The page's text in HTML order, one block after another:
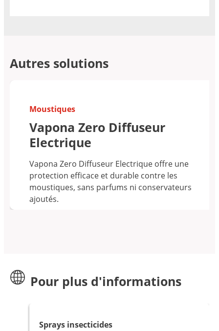
Autres solutions
Moustiques
Vapona Zero Diffuseur
Electrique
Vapona Zero Diffuseur Electrique offre une
protection efficace et durable contre les
moustiques, sans parfums ni conservateurs
ajoutés.
Pour plus d'informations
Sprays insecticides